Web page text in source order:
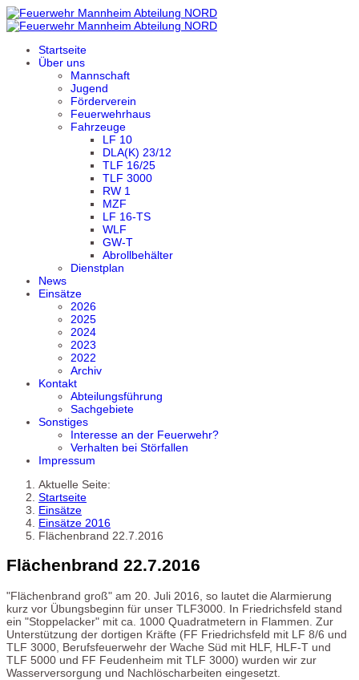
Startseite
Über uns
Mannschaft
Jugend
Förderverein
Feuerwehrhaus
Fahrzeuge
LF 10
DLA(K) 23/12
TLF 16/25
TLF 3000
RW 1
MZF
LF 16-TS
WLF
GW-T
Abrollbehälter
Dienstplan
News
Einsätze
2026
2025
2024
2023
2022
Archiv
Kontakt
Abteilungsführung
Sachgebiete
Sonstiges
Interesse an der Feuerwehr?
Verhalten bei Störfallen
Impressum
Aktuelle Seite:
Startseite
Einsätze
Einsätze 2016
Flächenbrand 22.7.2016
Flächenbrand 22.7.2016
"Flächenbrand groß" am 20. Juli 2016, so lautet die Alarmierung
kurz vor Übungsbeginn für unser TLF3000. In Friedrichsfeld stand
ein "Stoppelacker" mit ca. 1000 Quadratmetern in Flammen. Zur
Unterstützung der dortigen Kräfte (FF Friedrichsfeld mit LF 8/6 und
TLF 3000, Berufsfeuerwehr der Wache Süd mit HLF, HLF-T und
TLF 5000 und FF Feudenheim mit TLF 3000) wurden wir zur
Wasserversorgung und Nachlöscharbeiten eingesetzt.